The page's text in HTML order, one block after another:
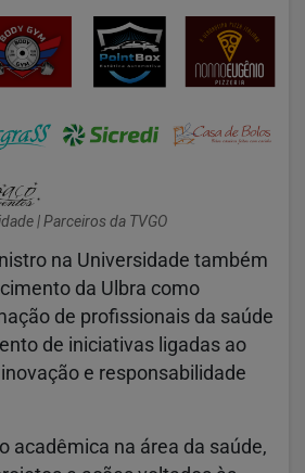
| Parceiros da TVGO
na Universidade também
da Ulbra como
de profissionais da saúde
de iniciativas ligadas ao
e responsabilidade
acadêmica na área da saúde,